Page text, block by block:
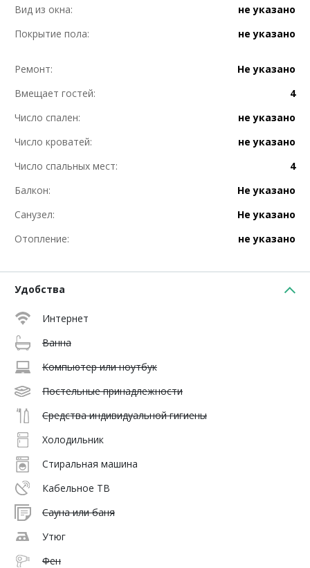
Вид из окна:
не указано
Покрытие пола:
не указано
Ремонт:
Не указано
Вмещает гостей:
4
Число спален:
не указано
Число кроватей:
не указано
Число спальных мест:
4
Балкон:
Не указано
Санузел:
Не указано
Отопление:
не указано
Удобства
Интернет
Ванна
Компьютер или ноутбук
Постельные принадлежности
Средства индивидуальной гигиены
Холодильник
Стиральная машина
Кабельное ТВ
Сауна или баня
Утюг
Фен